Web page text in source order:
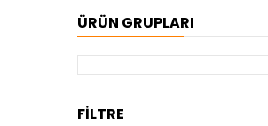
ÜRÜN GRUPLARI
FİLTRE